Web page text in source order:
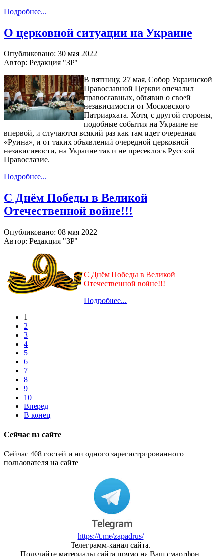
Подробнее...
О церковной ситуации на Украине
Опубликовано: 30 мая 2022
Автор: Редакция "ЗР"
В пятницу, 27 мая, Собор Украинской
Православной Церкви опечалил
православных, объявив о своей
независимости от Московского
Патриархата. Хотя, с другой стороны,
подобные события на Украине не
впервой, и случаются всякий раз как там идет очередная
«Руина», и от таких объявлений очередной церковной
независимости, на Украине так и не пресеклось Русской
Православие.
Подробнее...
С Днём Победы в Великой
Отечественной войне!!!
Опубликовано: 08 мая 2022
Автор: Редакция "ЗР"
С Днём Победы в Великой
Отечественной войне!!!
Подробнее...
1
2
3
4
5
6
7
8
9
10
Вперёд
В конец
Сейчас на сайте
Сейчас 408 гостей и ни одного зарегистрированного
пользователя на сайте
https://t.me/zapadrus/
Телеграмм-канал сайта.
Получайте материалы сайта прямо на Ваш смартфон.